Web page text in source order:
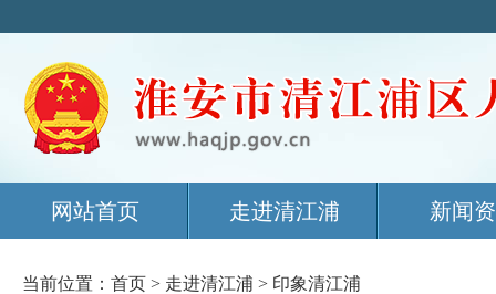
网站首页 走进清江浦 新闻
当前位置： 首页 > 走进清江浦 > 印象清江浦